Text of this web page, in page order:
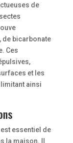
de
de bicarbonate
Ces
et les
ainsi
essentiel de
la maison. Il